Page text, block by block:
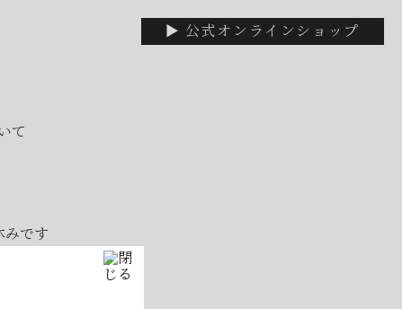
て
みです
▶ 公式オンラインショップ